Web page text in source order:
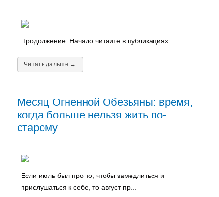
Продолжение. Начало читайте в публикациях:
Читать дальше →
Месяц Огненной Обезьяны: время,
когда больше нельзя жить по-
старому
Если июль был про то, чтобы замедлиться и
прислушаться к себе, то август пр...